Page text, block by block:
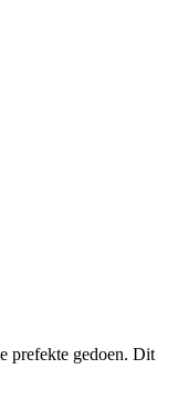
prefekte gedoen. Dit